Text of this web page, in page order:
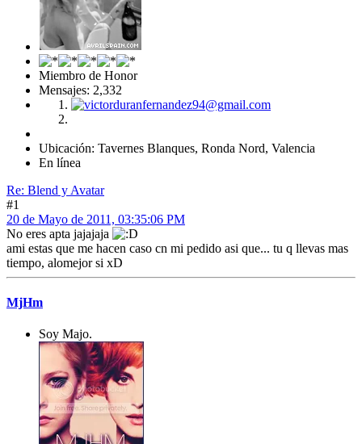
Miembro de Honor
Mensajes: 2,332
Ubicación: Tavernes Blanques, Ronda Nord, Valencia
En línea
Re: Blend y Avatar
#1
20 de Mayo de 2011, 03:35:06 PM
No eres apta jajajaja
ami estas que me hacen caso cn mi pedido asi que... tu q llevas mas
tiempo, alomejor si xD
MjHm
Soy Majo.